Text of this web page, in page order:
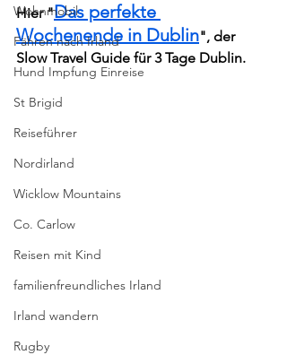
Wohnmobil
Fähren nach Irland
Hund Impfung Einreise
St Brigid
Reiseführer
Nordirland
Wicklow Mountains
Co. Carlow
Reisen mit Kind
familienfreundliches Irland
Irland wandern
Rugby
Hier "Das perfekte
Wochenende in Dublin", der
Slow Travel Guide für 3 Tage Dublin.